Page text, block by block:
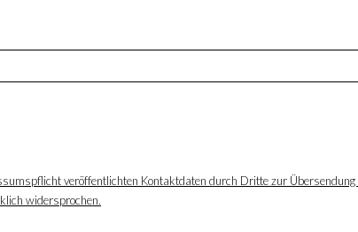
veröffentlichten Kontaktdaten durch Dritte zur
widersprochen.